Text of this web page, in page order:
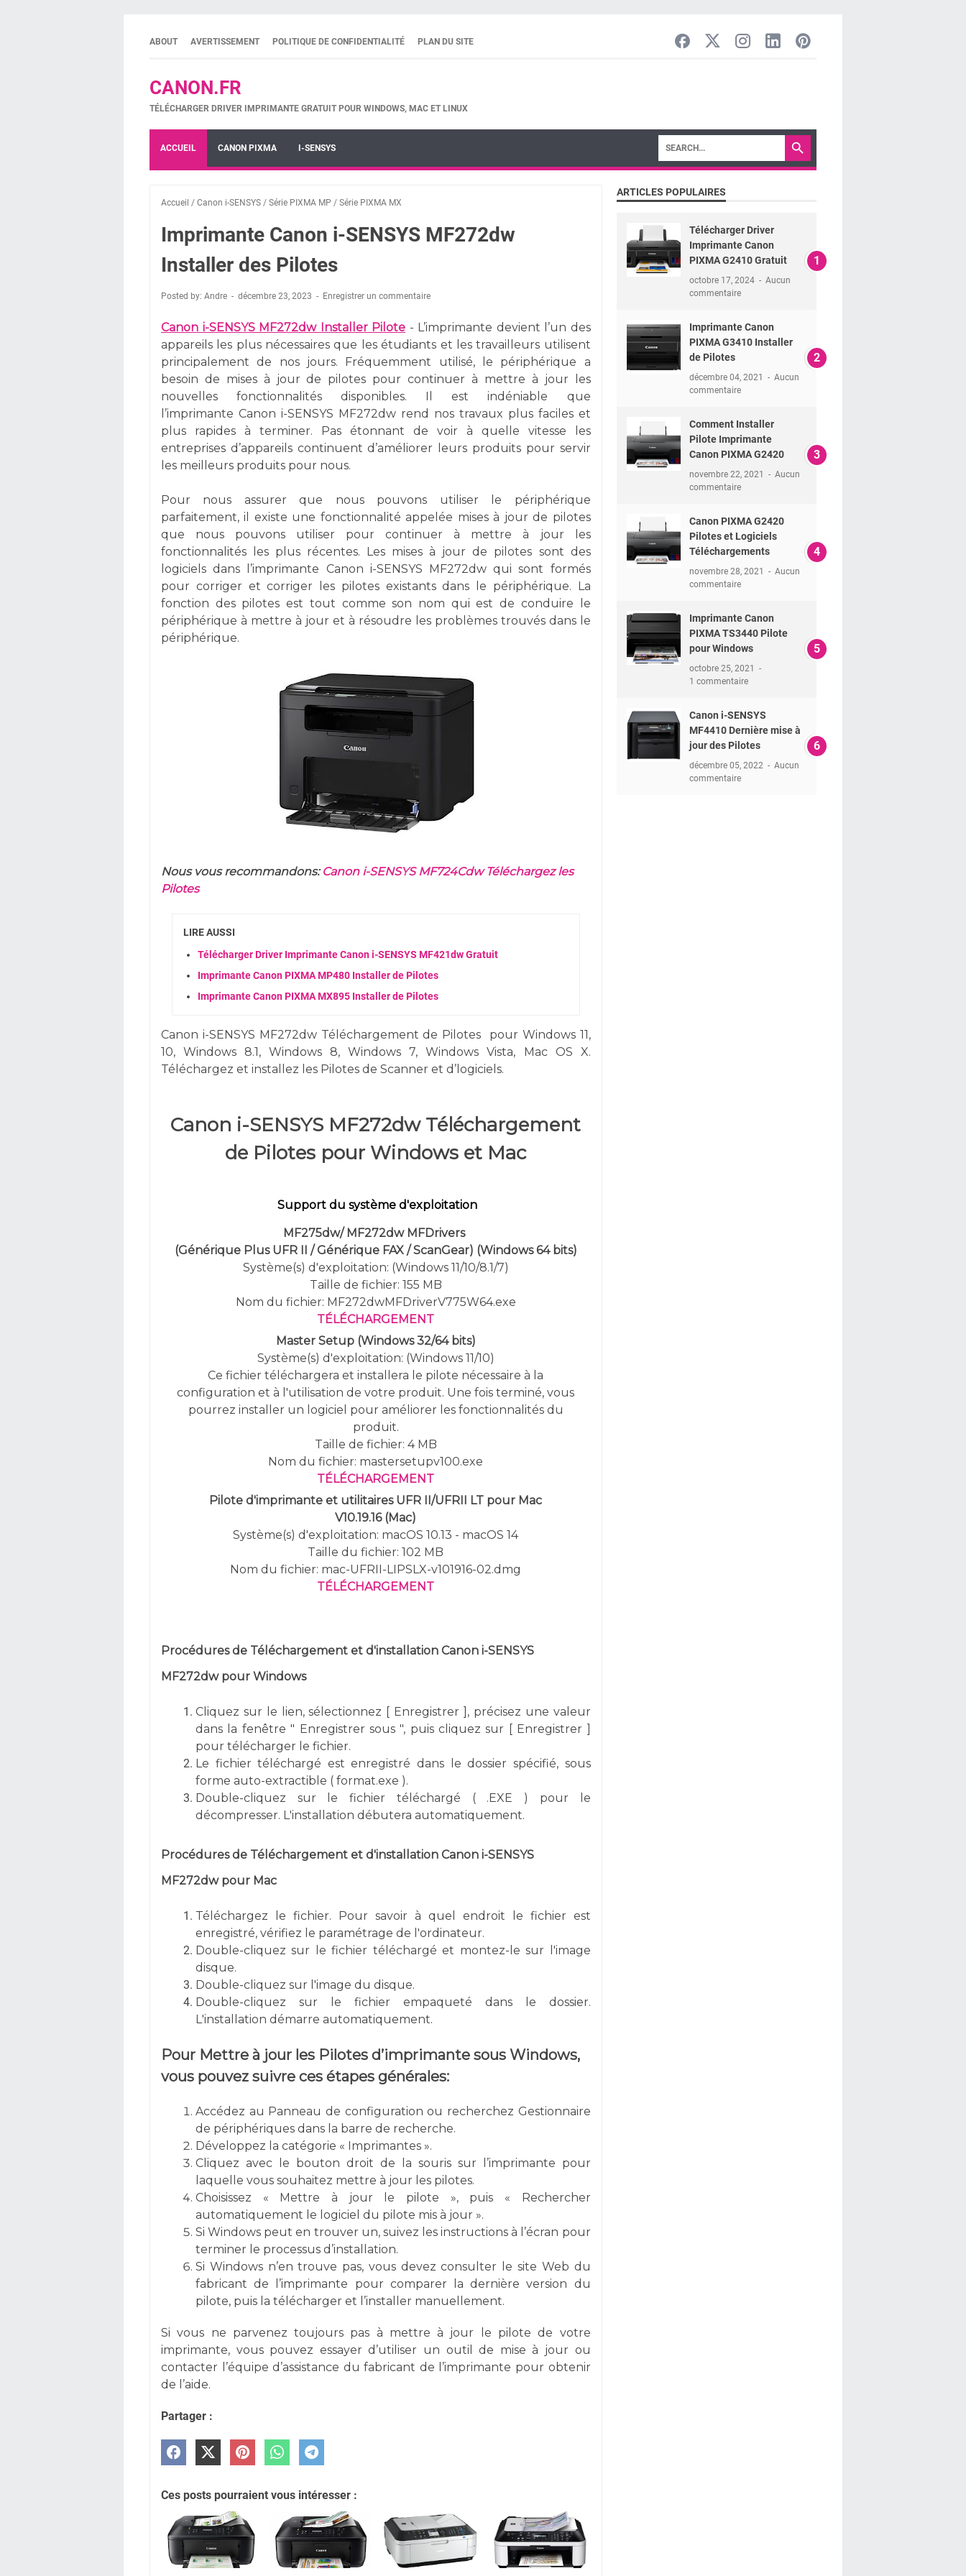
ABOUT AVERTISSEMENT POLITIQUE DE CONFIDENTIALITÉ PLAN DU SITE
CANON.FR
TÉLÉCHARGER DRIVER IMPRIMANTE GRATUIT POUR WINDOWS, MAC ET LINUX
ACCUEIL CANON PIXMA I-SENSYS
Accueil / Canon i-SENSYS / Série PIXMA MP / Série PIXMA MX
Imprimante Canon i-SENSYS MF272dw
Installer des Pilotes
Posted by: Andre décembre 23, 2023 Enregistrer un commentaire
Canon i-SENSYS MF272dw Installer Pilote - L’imprimante devient l’un des
appareils les plus nécessaires que les étudiants et les travailleurs utilisent
principalement de nos jours. Fréquemment utilisé, le périphérique a
besoin de mises à jour de pilotes pour continuer à mettre à jour les
nouvelles fonctionnalités disponibles. Il est indéniable que
l’imprimante Canon i-SENSYS MF272dw rend nos travaux plus faciles et
plus rapides à terminer. Pas étonnant de voir à quelle vitesse les
entreprises d’appareils continuent d’améliorer leurs produits pour servir
les meilleurs produits pour nous.
Pour nous assurer que nous pouvons utiliser le périphérique
parfaitement, il existe une fonctionnalité appelée mises à jour de pilotes
que nous pouvons utiliser pour continuer à mettre à jour les
fonctionnalités les plus récentes. Les mises à jour de pilotes sont des
logiciels dans l’imprimante Canon i-SENSYS MF272dw qui sont formés
pour corriger et corriger les pilotes existants dans le périphérique. La
fonction des pilotes est tout comme son nom qui est de conduire le
périphérique à mettre à jour et à résoudre les problèmes trouvés dans le
périphérique.
Nous vous recommandons: Canon i-SENSYS MF724Cdw Téléchargez les
Pilotes
LIRE AUSSI
Télécharger Driver Imprimante Canon i-SENSYS MF421dw Gratuit
Imprimante Canon PIXMA MP480 Installer de Pilotes
Imprimante Canon PIXMA MX895 Installer de Pilotes
Canon i-SENSYS MF272dw Téléchargement de Pilotes pour Windows11,
10,Windows 8.1, Windows 8, Windows 7,Windows Vista, Mac OS X.
Téléchargez et installez les Pilotes de Scanner et d’logiciels.
Canon i-SENSYS MF272dw Téléchargement
de Pilotes pour Windows et Mac
Support du système d'exploitation
MF275dw/ MF272dw MFDrivers
(Générique Plus UFR II / Générique FAX / ScanGear) (Windows 64 bits)
Système(s) d'exploitation: (Windows 11/10/8.1/7)
Taille de fichier: 155 MB
Nom du fichier: MF272dwMFDriverV775W64.exe
TÉLÉCHARGEMENT
Master Setup (Windows 32/64 bits)
Système(s) d'exploitation: (Windows 11/10)
Ce fichier téléchargera et installera le pilote nécessaire à la
configuration et à l'utilisation de votre produit. Une fois terminé, vous
pourrez installer un logiciel pour améliorer les fonctionnalités du
produit.
Taille de fichier: 4 MB
Nom du fichier: mastersetupv100.exe
TÉLÉCHARGEMENT
Pilote d'imprimante et utilitaires UFR II/UFRII LT pour Mac
V10.19.16 (Mac)
Système(s) d'exploitation: macOS 10.13 - macOS 14
Taille du fichier: 102 MB
Nom du fichier: mac-UFRII-LIPSLX-v101916-02.dmg
TÉLÉCHARGEMENT
Procédures de Téléchargement et d'installation Canon i-SENSYS
MF272dw pour Windows
Cliquez sur le lien, sélectionnez [ Enregistrer ], précisez une valeur
dans la fenêtre " Enregistrer sous ", puis cliquez sur [ Enregistrer ]
pour télécharger le fichier.
Le fichier téléchargé est enregistré dans le dossier spécifié, sous
forme auto-extractible ( format.exe ).
Double-cliquez sur le fichier téléchargé ( .EXE ) pour le
décompresser. L'installation débutera automatiquement.
Procédures de Téléchargement et d'installation Canon i-SENSYS
MF272dw pour Mac
Téléchargez le fichier. Pour savoir à quel endroit le fichier est
enregistré, vérifiez le paramétrage de l'ordinateur.
Double-cliquez sur le fichier téléchargé et montez-le sur l'image
disque.
Double-cliquez sur l'image du disque.
Double-cliquez sur le fichier empaqueté dans le dossier.
L'installation démarre automatiquement.
Pour Mettre à jour les Pilotes d’imprimante sous Windows,
vous pouvez suivre ces étapes générales:
Accédez au Panneau de configuration ou recherchez Gestionnaire
de périphériques dans la barre de recherche.
Développez la catégorie « Imprimantes ».
Cliquez avec le bouton droit de la souris sur l’imprimante pour
laquelle vous souhaitez mettre à jour les pilotes.
Choisissez « Mettre à jour le pilote », puis « Rechercher
automatiquement le logiciel du pilote mis à jour ».
Si Windows peut en trouver un, suivez les instructions à l’écran pour
terminer le processus d’installation.
Si Windows n’en trouve pas, vous devez consulter le site Web du
fabricant de l’imprimante pour comparer la dernière version du
pilote, puis la télécharger et l’installer manuellement.
Si vous ne parvenez toujours pas à mettre à jour le pilote de votre
imprimante, vous pouvez essayer d’utiliser un outil de mise à jour ou
contacter l’équipe d’assistance du fabricant de l’imprimante pour obtenir
de l’aide.
Partager :
Ces posts pourraient vous intéresser :
ARTICLES POPULAIRES
Télécharger Driver
Imprimante Canon
PIXMA G2410 Gratuit
octobre 17, 2024
Aucun
commentaire
Imprimante Canon
PIXMA G3410 Installer
de Pilotes
décembre 04, 2021
Aucun
commentaire
Comment Installer
Pilote Imprimante
Canon PIXMA G2420
novembre 22, 2021
Aucun
commentaire
Canon PIXMA G2420
Pilotes et Logiciels
Téléchargements
novembre 28, 2021
Aucun
commentaire
Imprimante Canon
PIXMA TS3440 Pilote
pour Windows
octobre 25, 2021
1 commentaire
Canon i-SENSYS
MF4410 Dernière mise à
jour des Pilotes
décembre 05, 2022
Aucun
commentaire